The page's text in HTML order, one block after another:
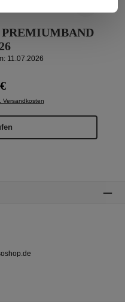
11.07.2026
Preis:
Versandkosten